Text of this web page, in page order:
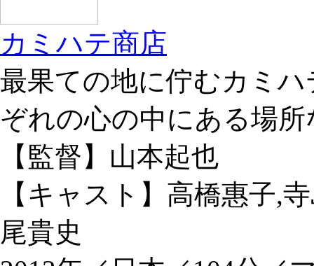
カミハテ商店
最果ての地に佇むカミ
ぞれの心の中にある場
【監督】山本起也
【キャスト】高橋惠子,
尾貴史